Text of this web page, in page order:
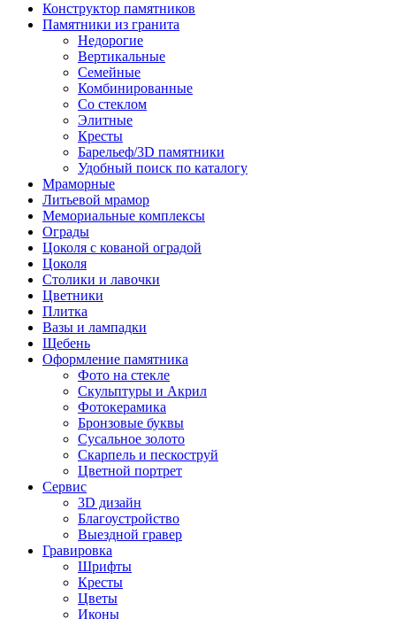
Конструктор памятников
Памятники из гранита
Недорогие
Вертикальные
Семейные
Комбинированные
Со стеклом
Элитные
Кресты
Барельеф/3D памятники
Удобный поиск по каталогу
Мраморные
Литьевой мрамор
Мемориальные комплексы
Ограды
Цоколя с кованой оградой
Цоколя
Столики и лавочки
Цветники
Плитка
Вазы и лампадки
Щебень
Оформление памятника
Фото на стекле
Скульптуры и Акрил
Фотокерамика
Бронзовые буквы
Сусальное золото
Скарпель и пескоструй
Цветной портрет
Сервис
3D дизайн
Благоустройство
Выездной гравер
Гравировка
Шрифты
Кресты
Цветы
Иконы